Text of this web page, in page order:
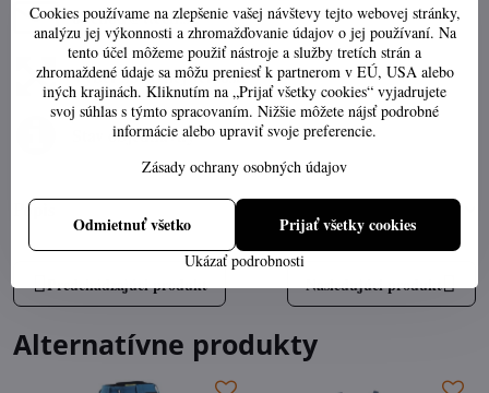
obchod​@ttech​.sk
Výber správnej veľkosti
Stav objednávky
Popis
Predchádzajúci produkt Nasledujúci produkt
Alternatívne produkty
Cookies používame na zlepšenie vašej návštevy tejto webovej stránky,
analýzu jej výkonnosti a zhromažďovanie údajov o jej používaní. Na
tento účel môžeme použiť nástroje a služby tretích strán a
zhromaždené údaje sa môžu preniesť k partnerom v EÚ, USA alebo
iných krajinách. Kliknutím na „Prijať všetky cookies“ vyjadrujete
svoj súhlas s týmto spracovaním. Nižšie môžete nájsť podrobné
informácie alebo upraviť svoje preferencie.
Zásady ochrany osobných údajov
Ukázať podrobnosti
Prijať všetky cookies
Odmietnuť všetko